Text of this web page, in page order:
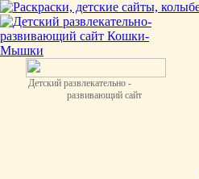
Детский развлекательно -
развивающий сайт